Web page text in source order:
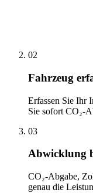
02
Fahrzeug
Erfassen Sie Ihr
Sie sofort CO₂-
03
Abwicklung
CO₂-Abgabe,
genau die